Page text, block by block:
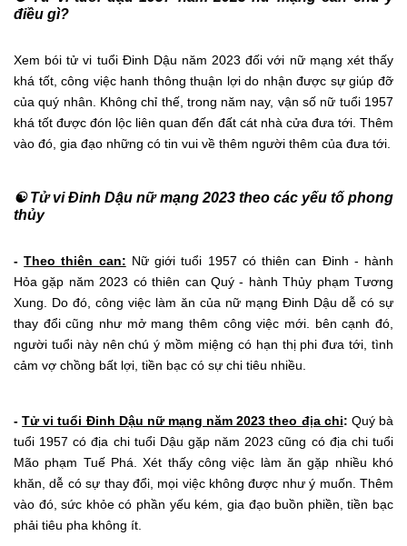
điều gì?
Xem bói tử vi tuổi Đinh Dậu năm 2023 đối với nữ mạng xét thấy
khá tốt, công việc hanh thông thuận lợi do nhận được sự giúp đỡ
của quý nhân. Không chỉ thế, trong năm nay, vận số nữ tuổi 1957
khá tốt được đón lộc liên quan đến đất cát nhà cửa đưa tới. Thêm
vào đó, gia đạo những có tin vui về thêm người thêm của đưa tới.
☯ Tử vi Đinh Dậu nữ mạng 2023 theo các yếu tố phong
thủy
-Theo thiên can: Nữ giới tuổi 1957 có thiên can Đinh - hành
Hỏa gặp năm 2023 có thiên can Quý - hành Thủy phạm Tương
Xung. Do đó, công việc làm ăn của nữ mạng Đinh Dậu dễ có sự
thay đổi cũng như mở mang thêm công việc mới. bên cạnh đó,
người tuổi này nên chú ý mồm miệng có hạn thị phi đưa tới, tình
cảm vợ chồng bất lợi, tiền bạc có sự chi tiêu nhiều.
-Tử vi tuổi Đinh Dậu nữ mạng năm 2023 theo địa chi: Quý bà
tuổi 1957 có địa chi tuổi Dậu gặp năm 2023 cũng có địa chi tuổi
Mão phạm Tuế Phá. Xét thấy công việc làm ăn gặp nhiều khó
khăn, dễ có sự thay đổi, mọi việc không được như ý muốn. Thêm
vào đó, sức khỏe có phần yếu kém, gia đạo buồn phiền, tiền bạc
phải tiêu pha không ít.